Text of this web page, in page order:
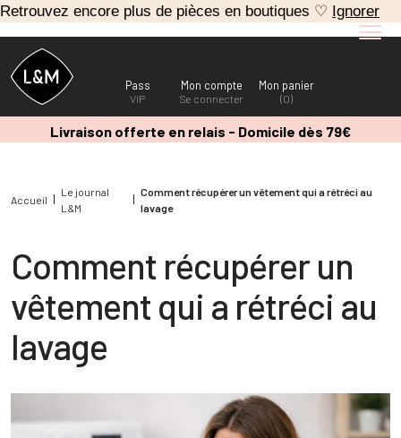
Retrouvez encore plus de pièces en boutiques ♡ Ignorer
Pass
VIP
Mon compte
Se connecter
Mon panier
(0)
Livraison offerte en relais - Domicile dès 79€
Accueil
Le journal
L&M
Comment récupérer un vêtement qui a rétréci au
lavage
Comment récupérer un
vêtement qui a rétréci au
lavage